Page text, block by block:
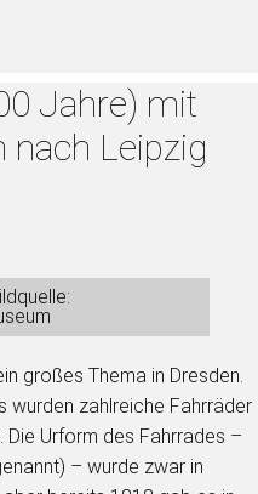
Jahre) mit
nach Leipzig
großes Thema in Dresden.
wurden zahlreiche Fahrräder
Die Urform des Fahrrades –
– wurde zwar in